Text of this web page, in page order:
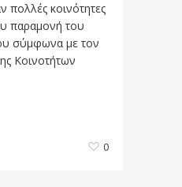
πολλές κοινότητες
παραμονή του
σύμφωνα με τον
Κοινοτήτων
0